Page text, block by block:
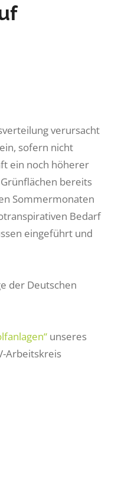
verursacht
sofern nicht
ein noch höherer
bereits
Sommermonaten
Bedarf
eingeführt und
der Deutschen
unseres
Arbeitskreis